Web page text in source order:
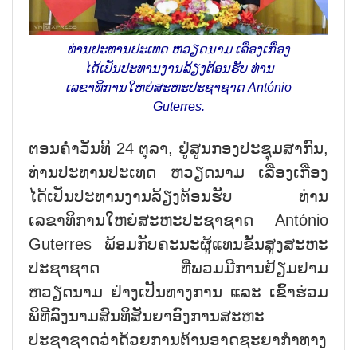
ທ່ານປະທານປະເທດ ຫວຽດນາມ ເລືອງເກື່ອງ
ໄດ້ເປັນປະທານງານລ້ຽງຕ້ອນຮັບ ທ່ານ
ເລຂາທິການໃຫຍ່ສະຫະປະຊາຊາດ António
Guterres.
ຕອນຄ່ຳວັນທີ 24 ຕຸລາ, ຢູ່ສູນກອງປະຊຸມສາກົນ,
ທ່ານປະທານປະເທດ ຫວຽດນາມ ເລືອງເກື່ອງ
ໄດ້ເປັນປະທານງານລ້ຽງຕ້ອນຮັບ ທ່ານ
ເລຂາທິການໃຫຍ່ສະຫະປະຊາຊາດ António
Guterres ພ້ອມກັບຄະນະຜູ້ແທນຂັ້ນສູງສະຫະ
ປະຊາຊາດ ທີ່ພວມມີການຢ້ຽມຢາມ
ຫວຽດນາມ ຢ່າງເປັນທາງການ ແລະ ເຂົ້າຮ່ວມ
ພິທີລົງນາມສົນທິສັນຍາອົງການສະຫະ
ປະຊາຊາດວ່າດ້ວຍການຕ້ານອາດຊະຍາກຳທາງ